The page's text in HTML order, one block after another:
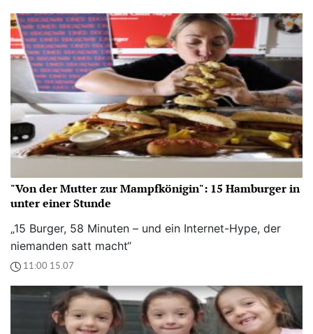
"Von der Mutter zur Mampfkönigin": 15 Hamburger in
unter einer Stunde
„15 Burger, 58 Minuten – und ein Internet-Hype, der
niemanden satt macht“
11:00 15.07